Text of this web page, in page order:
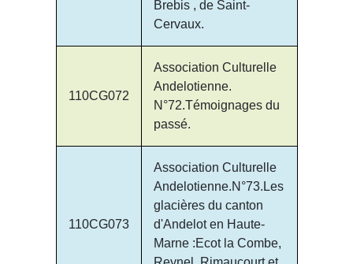
Brebis , de Saint-
Cervaux.
110CG072
Association Culturelle
Andelotienne.
N°72.Témoignages du
passé.
110CG073
Association Culturelle
Andelotienne.N°73.Les
glacières du canton
d'Andelot en Haute-
Marne :Ecot la Combe,